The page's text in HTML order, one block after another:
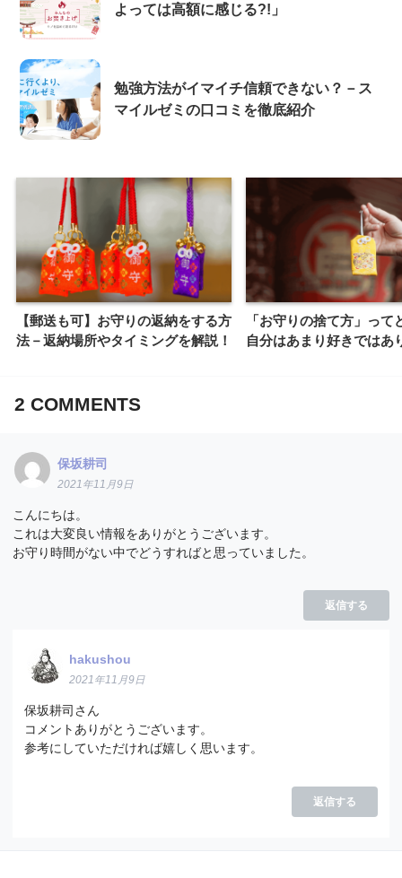
よっては高額に感じる?!」
勉強方法がイマイチ信頼できない？－ス
マイルゼミの口コミを徹底紹介
【郵送も可】お守りの返納をする方
法－返納場所やタイミングを解説！
「お守りの捨て方」って
自分はあまり好きではあ
2 COMMENTS
保坂耕司
2021年11月9日
こんにちは。
これは大変良い情報をありがとうございます。
お守り時間がない中でどうすればと思っていました。
返信する
hakushou
2021年11月9日
保坂耕司さん
コメントありがとうございます。
参考にしていただければ嬉しく思います。
返信する